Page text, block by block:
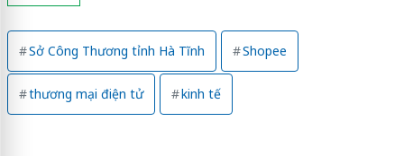
Sở Công Thương tỉnh Hà Tĩnh Shopee
thương mại điện tử kinh tế